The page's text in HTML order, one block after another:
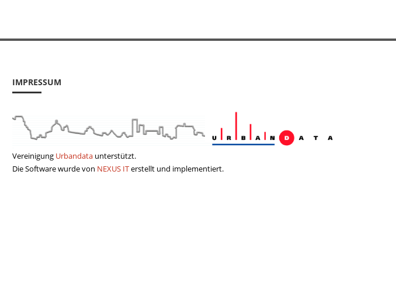
IMPRESSUM
Vereinigung Urbandata unterstützt.
Die Software wurde von NEXUS ITerstellt und implementiert.